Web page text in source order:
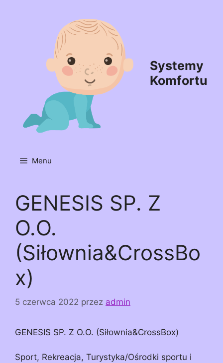
Systemy
Komfortu
Menu
GENESIS SP. Z
O.O.
(Siłownia&CrossBo
x)
5 czerwca 2022 przez admin
GENESIS SP. Z O.O. (Siłownia&CrossBox)
Sport, Rekreacja, Turystyka/Ośrodki sportu i